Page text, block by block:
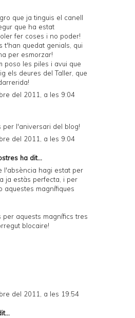
que ja tinguis el canell
que ha estat
fer coses i no poder!
t'han quedat genials, qui
per esmorzar!
poso les piles i avui que
els deures del Taller, que
del 2011, a les 9:04
per l'aniversari del blog!
del 2011, a les 9:04
ha dit...
l'absència hagi estat per
ja estàs perfecta, i per
aquestes magnífiques
per aquests magnífics tres
blocaire!
del 2011, a les 19:54